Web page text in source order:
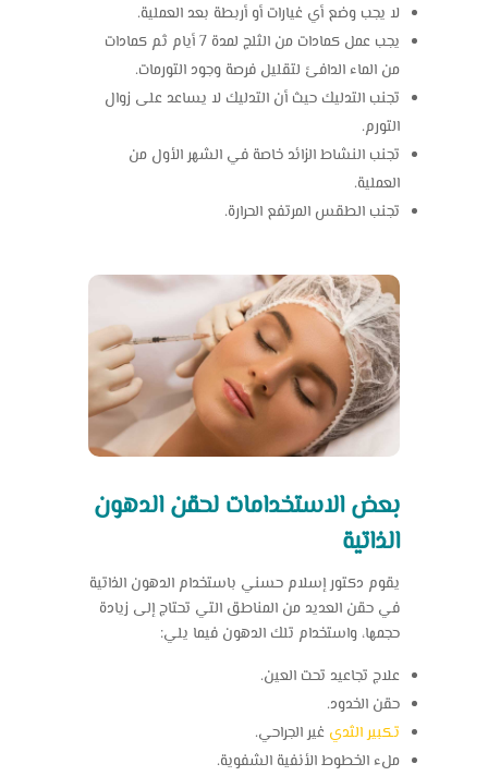
لا يجب وضع أي غيارات أو أربطة بعد العملية.
يجب عمل كمادات من الثلج لمدة 7 أيام ثم كمادات
من الماء الدافئ لتقليل فرصة وجود التورمات.
تجنب التدليك حيث أن التدليك لا يساعد على زوال
التورم.
تجنب النشاط الزائد خاصة في الشهر الأول من
العملية.
تجنب الطقس المرتفع الحرارة.
بعض الاستخدامات لحقن الدهون
الذاتية
يقوم دكتور إسلام حسني باستخدام الدهون الذاتية
في حقن العديد من المناطق التي تحتاج إلى زيادة
حجمها، واستخدام تلك الدهون فيما يلي:
علاج تجاعيد تحت العين.
حقن الخدود.
تكبير الثدي غير الجراحي.
ملء الخطوط الأنفية الشفوية.